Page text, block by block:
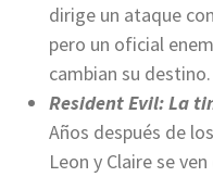
dirige un ataque
pero un oficial
cambian su destino.
Resident Evil: La
Años después de
Leon y Claire se